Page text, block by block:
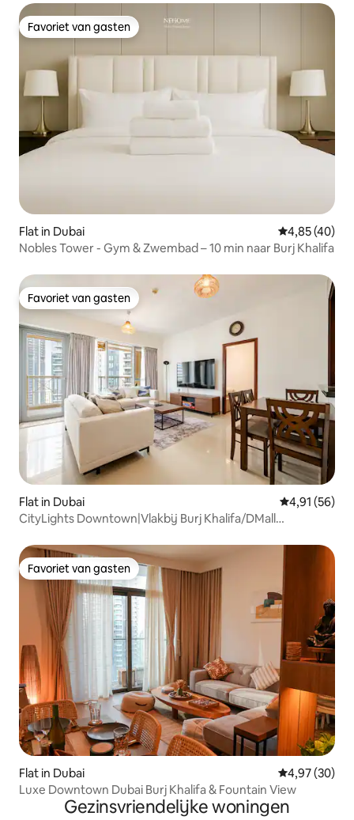
Favoriet van gasten
Favoriet van gasten
Flat in Dubai Gemiddelde
4,85 (40)
Nobles Tower - Gym & Zwembad – 10 min naar Burj Khalifa
Favoriet van gasten
Favoriet van gasten
Flat in Dubai Gemiddelde
4,91 (56)
CityLights Downtown|Vlakbij Burj Khalifa/DMall
Favoriet van gasten
Favoriet van gasten
Flat in Dubai Gemiddelde
4,97 (30)
Luxe Downtown Dubai Burj Khalifa & Fountain View
Gezinsvriendelijke woningen